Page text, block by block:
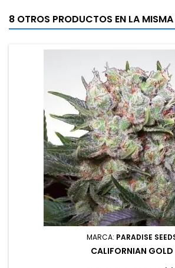
8 OTROS PRODUCTOS EN LA
MARCA: PARADISE
CALIFORNIAN GOLD